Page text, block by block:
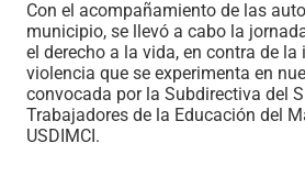
Con el acompañamiento de las
municipio, se llevó a cabo la
el derecho a la vida, en contra de la
violencia que se experimenta en
convocada por la Subdirectiva del
Trabajadores de la Educación del
USDIMCI.